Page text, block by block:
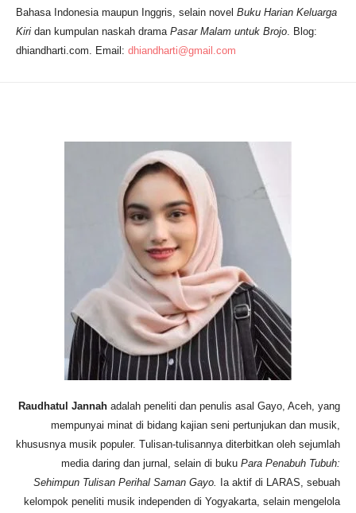
Bahasa Indonesia maupun Inggris, selain novel Buku Harian Keluarga
Kiri dan kumpulan naskah drama Pasar Malam untuk Brojo. Blog:
dhiandharti.com. Email: dhiandharti@gmail.com
Raudhatul Jannah adalah peneliti dan penulis asal Gayo, Aceh, yang
mempunyai minat di bidang kajian seni pertunjukan dan musik,
khususnya musik populer. Tulisan-tulisannya diterbitkan oleh sejumlah
media daring dan jurnal, selain di buku Para Penabuh Tubuh:
Sehimpun Tulisan Perihal Saman Gayo.
Ia aktif di LARAS, sebuah
kelompok peneliti musik independen di Yogyakarta, selain mengelola